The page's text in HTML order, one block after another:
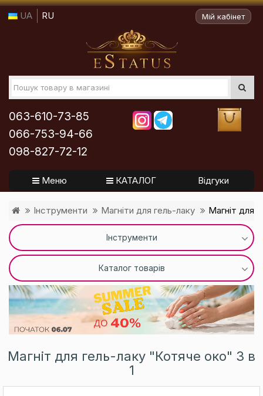
UA RU Мій кабінет
063-610-73-85
066-753-94-66
098-827-72-12
Меню КАТАЛОГ Відгуки
Інструменти Магніти для гель-лаку Магніт для
Інструменти
Каталог товарів
Магніт для гель-лаку "Котяче око" 3 в
1